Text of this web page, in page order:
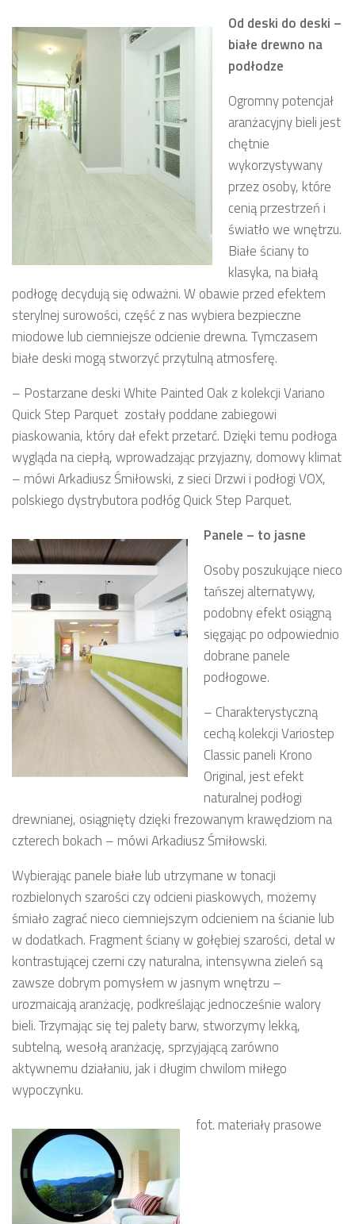
Od deski do deski –
białe drewno na
podłodze
Ogromny potencjał
aranżacyjny bieli jest
chętnie
wykorzystywany
przez osoby, które
cenią przestrzeń i
światło we wnętrzu.
Białe ściany to
klasyka, na białą
podłogę decydują się odważni. W obawie przed efektem
sterylnej surowości, część z nas wybiera bezpieczne
miodowe lub ciemniejsze odcienie drewna. Tymczasem
białe deski mogą stworzyć przytulną atmosferę.
– Postarzane deski White Painted Oak z kolekcji Variano
Quick Step Parquet zostały poddane zabiegowi
piaskowania, który dał efekt przetarć. Dzięki temu podłoga
wygląda na ciepłą, wprowadzając przyjazny, domowy klimat
– mówi Arkadiusz Śmiłowski, z sieci Drzwi i podłogi VOX,
polskiego dystrybutora podłóg Quick Step Parquet.
Panele – to jasne
Osoby poszukujące nieco
tańszej alternatywy,
podobny efekt osiągną
sięgając po odpowiednio
dobrane panele
podłogowe.
– Charakterystyczną
cechą kolekcji Variostep
Classic paneli Krono
Original, jest efekt
naturalnej podłogi
drewnianej, osiągnięty dzięki frezowanym krawędziom na
czterech bokach – mówi Arkadiusz Śmiłowski.
Wybierając panele białe lub utrzymane w tonacji
rozbielonych szarości czy odcieni piaskowych, możemy
śmiało zagrać nieco ciemniejszym odcieniem na ścianie lub
w dodatkach. Fragment ściany w gołębiej szarości, detal w
kontrastującej czerni czy naturalna, intensywna zieleń są
zawsze dobrym pomysłem w jasnym wnętrzu –
urozmaicają aranżację, podkreślając jednocześnie walory
bieli. Trzymając się tej palety barw, stworzymy lekką,
subtelną, wesołą aranżację, sprzyjającą zarówno
aktywnemu działaniu, jak i długim chwilom miłego
wypoczynku.
fot. materiały prasowe